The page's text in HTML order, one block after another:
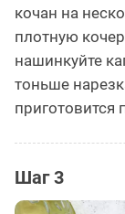
кочан на
плотную
нашинкуйте
тоньше
приготовится
Шаг 3